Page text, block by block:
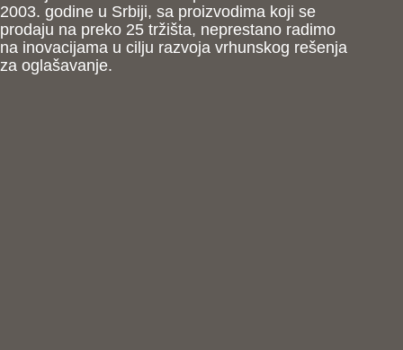
2003. godine u Srbiji, sa proizvodima koji se
prodaju na preko 25 tržišta, neprestano radimo
na inovacijama u cilju razvoja vrhunskog rešenja
za oglašavanje.